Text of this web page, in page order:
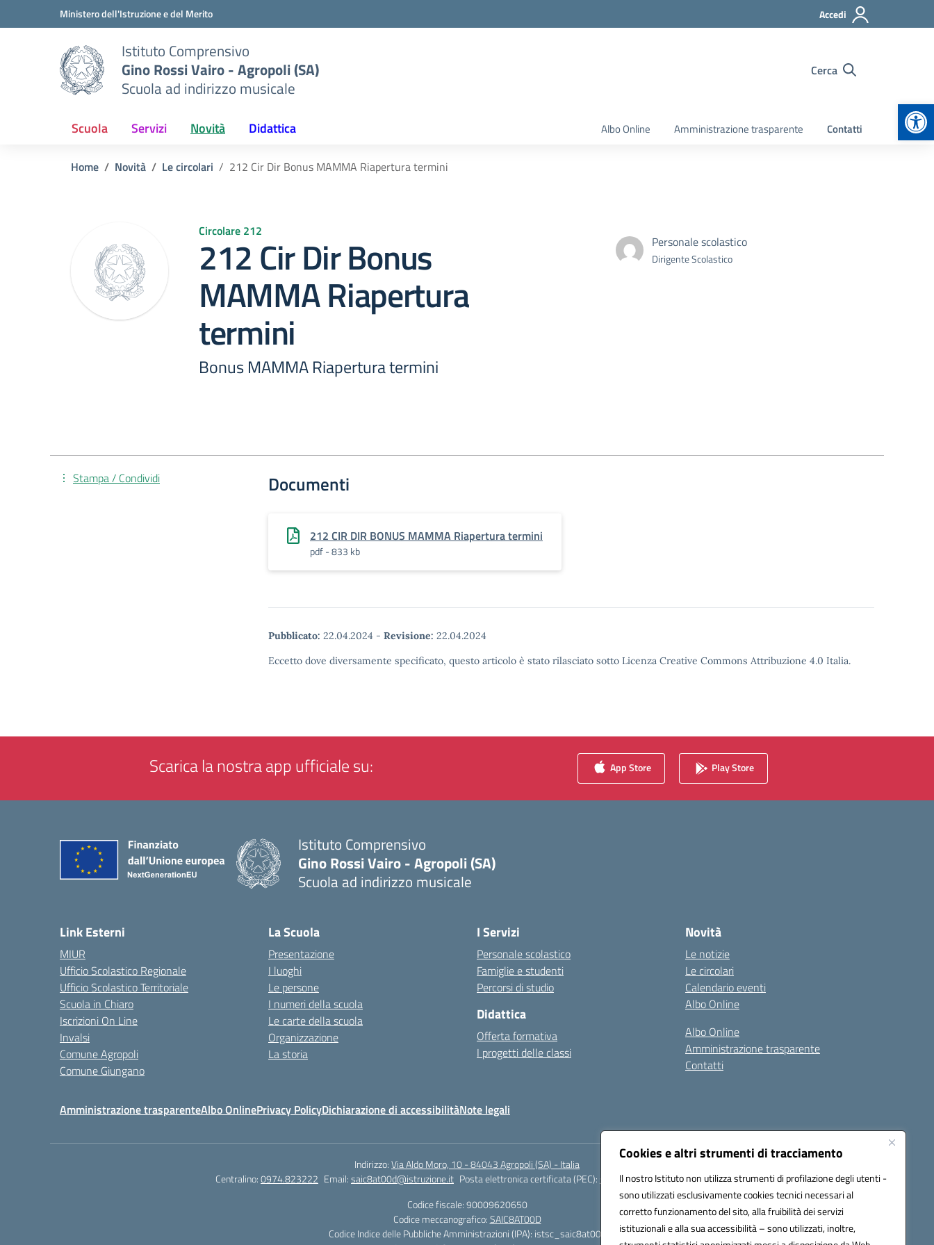
Cookies e altri strumenti di tracciamento
Il nostro Istituto non utilizza strumenti di profilazione degli utenti -
sono utilizzati esclusivamente cookies tecnici necessari al
corretto funzionamento del sito, alla fruibilità dei servizi
istituzionali e alla sua accessibilità – sono utilizzati, inoltre,
Vai ai contenuti
Vai al menu di navigazioneMinistero dell'Istruzione e del Merito Accedi
Istituto Comprensivo
Gino Rossi Vairo - Agropoli (SA)
Scuola ad indirizzo musicale
Cerca
Scuola Servizi Novità Didattica Albo Online Amministrazione trasparente Contatti
Home Novità Le circolari 212 Cir Dir Bonus MAMMA Riapertura termini
Circolare 212
212 Cir Dir Bonus
MAMMA Riapertura
termini
Bonus MAMMA Riapertura termini
Personale scolastico
Dirigente Scolastico
Documenti
212 CIR DIR BONUS MAMMA Riapertura termini
pdf - 833 kb
Pubblicato: 22.04.2024 - Revisione: 22.04.2024
Eccetto dove diversamente specificato, questo articolo è stato rilasciato sotto Licenza Creative Commons Attribuzione 4.0 Italia.
Stampa / Condividi
Scarica la nostra app ufficiale su: App Store Play Store
Istituto Comprensivo
Gino Rossi Vairo - Agropoli (SA)
Scuola ad indirizzo musicale
Link Esterni
MIUR
Ufficio Scolastico Regionale
Ufficio Scolastico Territoriale
Scuola in Chiaro
Iscrizioni On Line
Invalsi
Comune Agropoli
Comune Giungano
La Scuola
Presentazione
I luoghi
Le persone
I numeri della scuola
Le carte della scuola
Organizzazione
La storia
I Servizi
Personale scolastico
Famiglie e studenti
Percorsi di studio
Didattica
Offerta formativa
I progetti delle classi
Novità
Le notizie
Le circolari
Calendario eventi
Albo Online
Albo Online
Amministrazione trasparente
Contatti
Amministrazione trasparenteAlbo OnlinePrivacy PolicyDichiarazione di accessibilitàNote legali
Indirizzo:Via Aldo Moro, 10 - 84043 Agropoli (SA) - Italia
Centralino:0974.823222 Email:saic8at00d@istruzione.it Posta elettronica certificata (PEC):saic8at00d@pec.istruzione.it
Codice fiscale: 90009620650
Codice meccanografico:SAIC8AT00D
Codice Indice delle Pubbliche Amministrazioni (IPA): istsc_saic8at00d